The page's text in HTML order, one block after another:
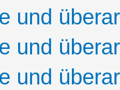
und
und
und